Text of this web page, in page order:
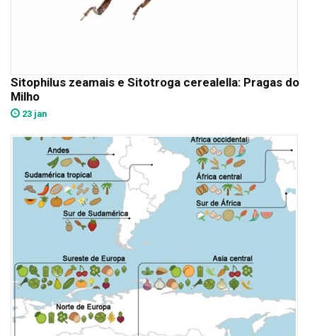
Sitophilus zeamais e Sitotroga cerealella: Pragas do
Milho
23 jan